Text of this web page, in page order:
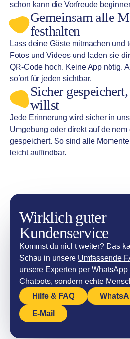
schon kann die Vorfreude
Gemeinsam alle
festhalten
Lass deine Gäste mitmachen und
Fotos und Videos und laden sie
QR-Code hoch. Keine App nötig.
sofort für jeden sichtbar.
Sicher
willst
Jede Erinnerung wird sicher in
Umgebung oder direkt auf
gespeichert. So sind alle
leicht auffindbar.
Wirklich guter
Kundenservice
Kommst du nicht weiter? Das
Schau in unsere Umfassende
unsere Experten per
Chatbots, sondern echte
Hilfe & FAQ
E-Mail